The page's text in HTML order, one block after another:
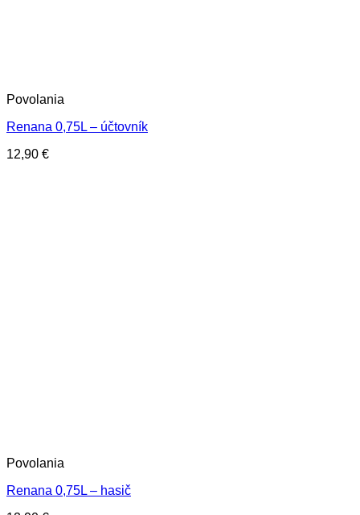
Povolania
Renana 0,75L – účtovník
12,90 €
Povolania
Renana 0,75L – hasič